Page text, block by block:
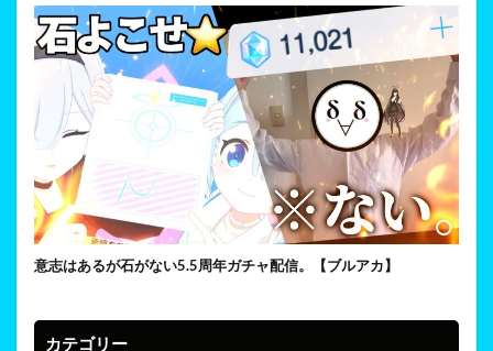
意志はあるが石がない5.5周年ガチャ配信。【ブルアカ】
カテゴリー